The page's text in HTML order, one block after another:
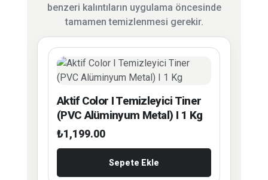
benzeri kalıntıların uygulama öncesinde
tamamen temizlenmesi gerekir.
Aktif Color I Temizleyici Tiner
(PVC Alüminyum Metal) I 1 Kg
₺1,199.00
Sepete Ekle